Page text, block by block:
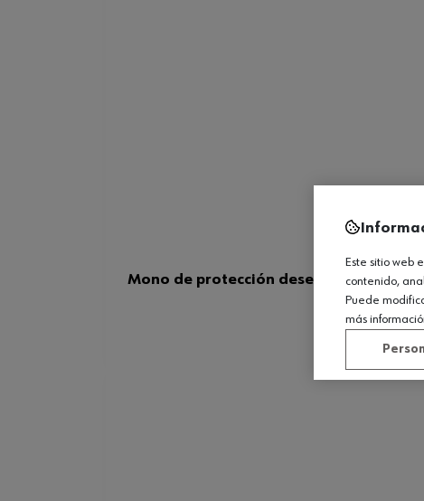
Mono de protección desechable
Este sitio web
contenido,
Puede
más